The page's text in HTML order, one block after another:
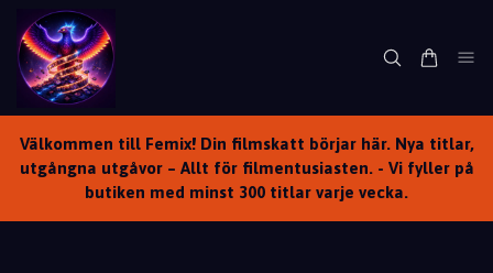
Välkommen till Femix! Din filmskatt börjar här. Nya titlar,
utgångna utgåvor – Allt för filmentusiasten. - Vi fyller på
butiken med minst 300 titlar varje vecka.